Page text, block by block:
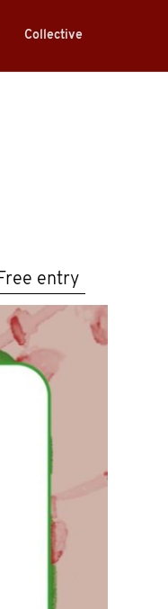
Collective
entry